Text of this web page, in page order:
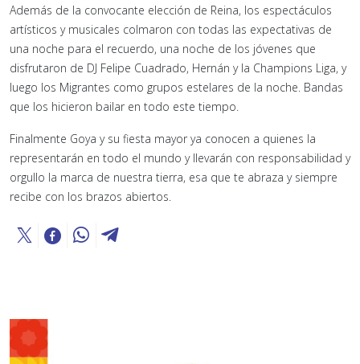
Además de la convocante elección de Reina, los espectáculos
artísticos y musicales colmaron con todas las expectativas de
una noche para el recuerdo, una noche de los jóvenes que
disfrutaron de DJ Felipe Cuadrado, Hernán y la Champions Liga, y
luego los Migrantes como grupos estelares de la noche. Bandas
que los hicieron bailar en todo este tiempo.
Finalmente Goya y su fiesta mayor ya conocen a quienes la
representarán en todo el mundo y llevarán con responsabilidad y
orgullo la marca de nuestra tierra, esa que te abraza y siempre
recibe con los brazos abiertos.